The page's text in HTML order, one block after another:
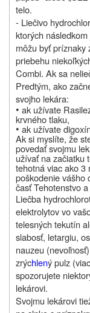
telo.
- Liečivo
ktorých
môžu byť príznaky
priebehu
Combi. Ak sa
Predtým, ako
svojho lekára:
• ak užívate
krvného tlaku,
• ak užívate
Ak si myslíte, že
povedať svojmu
užívať na začiatku
tehotná viac ako 3
poškodenie vášho
časť Tehotenstvo
Liečba
elektrolytov vo
telesných tekutín
slabosť, letargiu,
nauzeu
zrýchlený pulz
spozorujete
lekárovi.
Svojmu lekárovi